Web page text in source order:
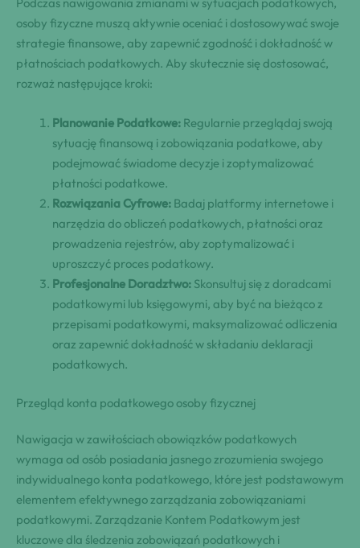
osoby fizyczne muszą aktywnie oceniać i dostosowywać swoje
strategie finansowe, aby zapewnić zgodność i dokładność w
płatnościach podatkowych. Aby skutecznie się dostosować,
rozważ następujące kroki:
Planowanie Podatkowe: Regularnie przeglądaj swoją
sytuację finansową i zobowiązania podatkowe, aby
podejmować świadome decyzje i zoptymalizować
płatności podatkowe.
Rozwiązania Cyfrowe: Badaj platformy internetowe i
narzędzia do obliczeń podatkowych, płatności oraz
prowadzenia rejestrów, aby zoptymalizować i
uproszczyć proces podatkowy.
Profesjonalne Doradztwo: Skonsultuj się z doradcami
podatkowymi lub księgowymi, aby być na bieżąco z
przepisami podatkowymi, maksymalizować odliczenia
oraz zapewnić dokładność w składaniu deklaracji
podatkowych.
Przegląd konta podatkowego osoby fizycznej
Nawigacja w zawiłościach obowiązków podatkowych
wymaga od osób posiadania jasnego zrozumienia swojego
indywidualnego konta podatkowego, które jest podstawowym
elementem efektywnego zarządzania zobowiązaniami
podatkowymi. Zarządzanie Kontem Podatkowym jest
kluczowe dla śledzenia zobowiązań podatkowych i